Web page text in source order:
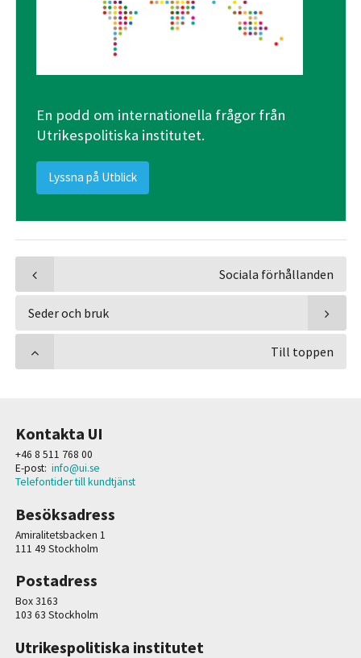
En podd om internationella frågor från
Utrikespolitiska institutet.
Lyssna på Utblick
Sociala förhållanden
Seder och bruk
Till toppen
Kontakta UI
+46 8 511 768 00
E-post: info@ui.se
Telefontider till kundtjänst
Besöksadress
Amiralitetsbacken 1
111 49 Stockholm
Postadress
Box 3163
103 63 Stockholm
Utrikespolitiska institutet